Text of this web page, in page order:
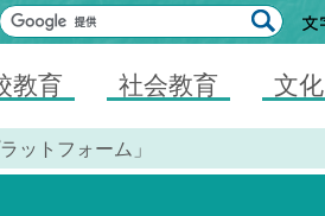
教育 社会教育 文化
ットフォーム」